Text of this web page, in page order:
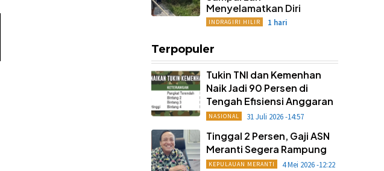
Menyelamatkan Diri
INDRAGIRI HILIR 1 hari
Terpopuler
Tukin TNI dan Kemenhan
Naik Jadi 90 Persen di
Tengah Efisiensi Anggaran
NASIONAL 31 Juli 2026 -14:57
Tinggal 2 Persen, Gaji ASN
Meranti Segera Rampung
KEPULAUAN MERANTI 4 Mei 2026 -12:22